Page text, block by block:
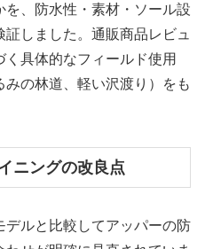
、防水性・素材・ソール設
しました。通販商品レビュ
具体的なフィールド使用
みの林道、軽い沢渡り）をも
ニングの改良点
ルと比較してアッパーの防